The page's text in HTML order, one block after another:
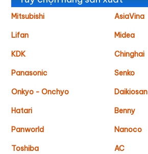
Mitsubishi AsiaVina
Lifan Midea
KDK Chinghai
Panasonic Senko
Onkyo - Onchyo Daikiosan
Hatari Benny
Panworld Nanoco
Toshiba AC